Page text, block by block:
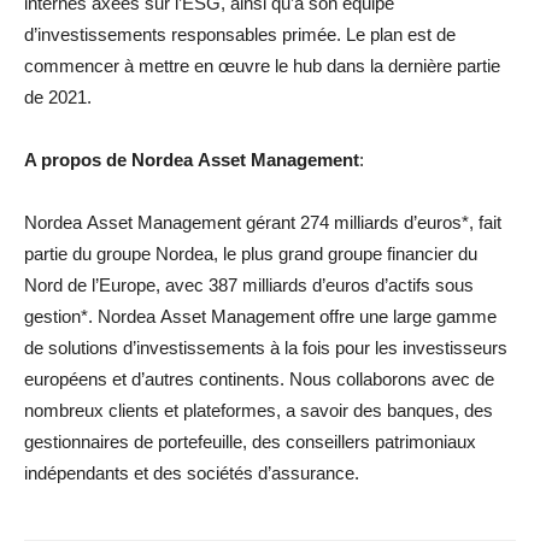
d’investissements responsables primée. Le plan est de
commencer à mettre en œuvre le hub dans la dernière partie
de 2021.
A propos de Nordea Asset Management:
Nordea Asset Management gérant 274 milliards d’euros*, fait
partie du groupe Nordea, le plus grand groupe financier du
Nord de l’Europe, avec 387 milliards d’euros d’actifs sous
gestion*. Nordea Asset Management offre une large gamme
de solutions d’investissements à la fois pour les investisseurs
européens et d’autres continents. Nous collaborons avec de
nombreux clients et plateformes, a savoir des banques, des
gestionnaires de portefeuille, des conseillers patrimoniaux
indépendants et des sociétés d’assurance.